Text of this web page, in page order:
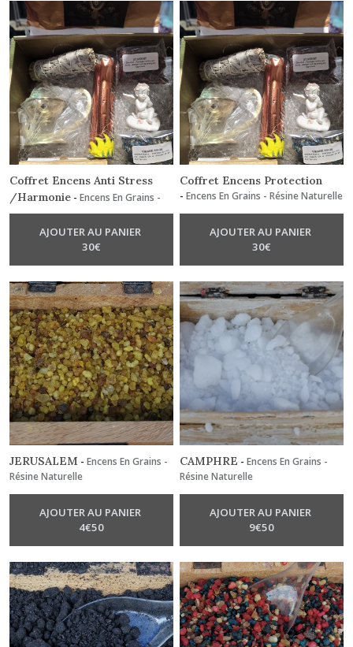
Coffret Encens Anti Stress
/Harmonie - Encens En Grains -
Résine Naturelle
AJOUTER AU PANIER
30€
Coffret Encens Protection
-Encens En Grains - Résine Naturelle
AJOUTER AU PANIER
30€
JERUSALEM - Encens En Grains -
Résine Naturelle
AJOUTER AU PANIER
4€50
CAMPHRE -Encens En Grains -
Résine Naturelle
AJOUTER AU PANIER
9€50